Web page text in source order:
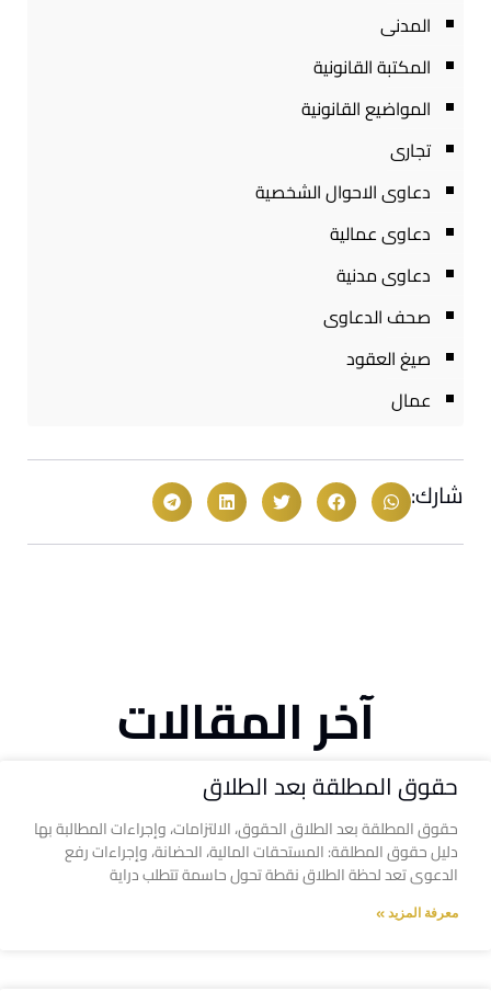
المدنى
المكتبة القانونية
المواضيع القانونية
تجارى
دعاوى الاحوال الشخصية
دعاوى عمالية
دعاوى مدنية
صحف الدعاوى
صيغ العقود
عمال
شارك:
آخر المقالات
حقوق المطلقة بعد الطلاق
حقوق المطلقة بعد الطلاق الحقوق، الالتزامات، وإجراءات المطالبة بها
دليل حقوق المطلقة: المستحقات المالية، الحضانة، وإجراءات رفع
الدعوى تعد لحظة الطلاق نقطة تحول حاسمة تتطلب دراية
معرفة المزيد »